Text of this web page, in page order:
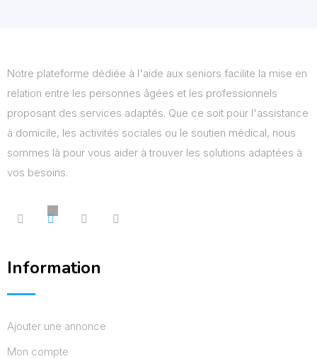
Notre plateforme dédiée à l'aide aux seniors facilite la mise en
relation entre les personnes âgées et les professionnels
proposant des services adaptés. Que ce soit pour l'assistance
à domicile, les activités sociales ou le soutien médical, nous
sommes là pour vous aider à trouver les solutions adaptées à
vos besoins.
Information
Ajouter une annonce
Mon compte